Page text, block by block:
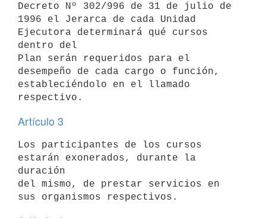
Decreto Nº 302/996 de 31 de julio de
1996 el Jerarca de cada Unidad
Ejecutora determinará qué cursos
dentro del
Plan serán requeridos para el
desempeño de cada cargo o función,
estableciéndolo en el llamado
Artículo 3
Los participantes de los cursos
estarán exonerados, durante la
duración
del mismo, de prestar servicios en